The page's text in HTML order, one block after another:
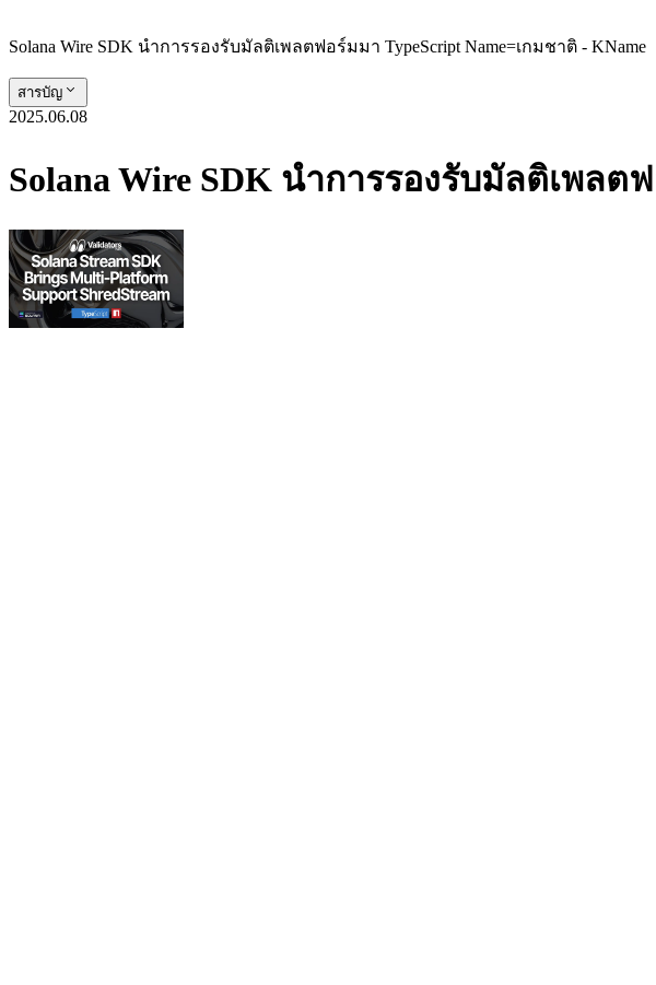
Solana Wire SDK นําการรองรับมัลติเพลตฟอร์มมา TypeScript Name=เกมชาติ - KName
สารบัญ
2025.06.08
Solana Wire SDK นําการรองรับมัลติเพลต